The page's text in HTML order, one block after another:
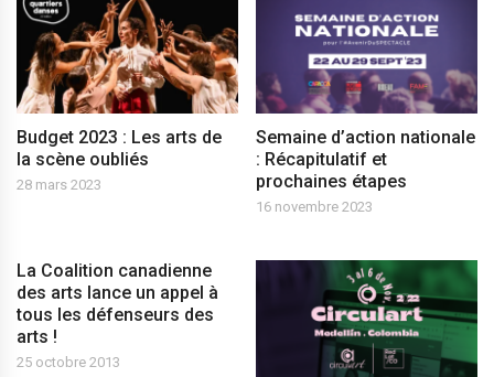
Budget 2023 : Les arts de
la scène oubliés
28 mars 2023
Semaine d’action nationale
: Récapitulatif et
prochaines étapes
16 novembre 2023
La Coalition canadienne
des arts lance un appel à
tous les défenseurs des
arts !
25 octobre 2013